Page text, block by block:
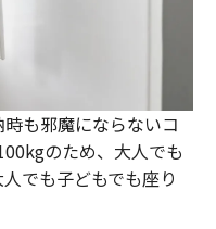
も邪魔にならないコ
のため、大人でも
でも子どもでも座り